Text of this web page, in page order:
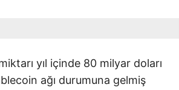
yıl içinde 80 milyar doları
ağı durumuna gelmiş